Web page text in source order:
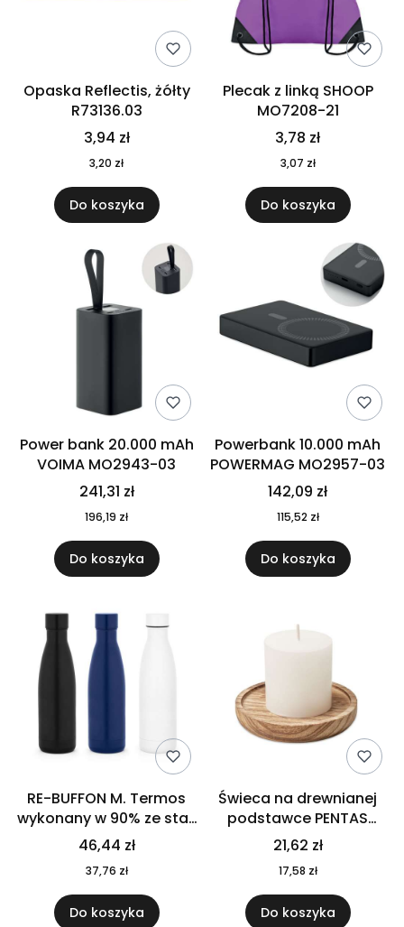
Opaska Reflectis, żółty
R73136.03
3,94 zł
3,20 zł
Do koszyka
Plecak z linką SHOOP
MO7208-21
3,78 zł
3,07 zł
Do koszyka
Power bank 20.000 mAh
VOIMA MO2943-03
241,31 zł
196,19 zł
Do koszyka
Powerbank 10.000 mAh
POWERMAG MO2957-03
142,09 zł
115,52 zł
Do koszyka
RE-BUFFON M. Termos
wykonany w 90% ze stali
nierdzewnej
pochodzącej z
recyklingu 520 ml 94294
46,44 zł
37,76 zł
Do koszyka
Świeca na drewnianej
podstawce PENTAS
MO6282-40
21,62 zł
17,58 zł
Do koszyka